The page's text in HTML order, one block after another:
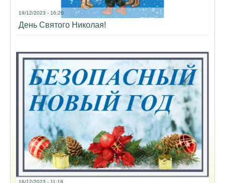
19/12/2023 - 16:20
День Святого Николая!